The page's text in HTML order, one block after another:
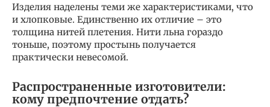
Изделия наделены теми же характеристиками, что
и хлопковые. Единственно их отличие – это
толщина нитей плетения. Нити льна гораздо
тоньше, поэтому простынь получается
практически невесомой.
Распространенные изготовители:
кому предпочтение отдать?